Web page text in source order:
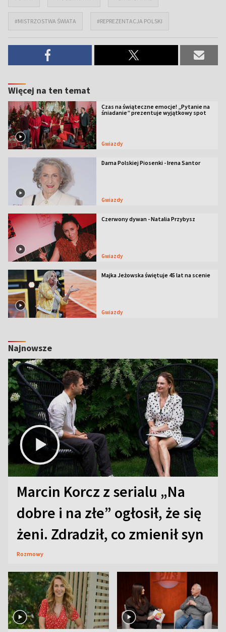
#MISTRZOSTWA ŚWIATA #REPREZENTACJA POLSKI
Więcej na ten temat
Czas na świąteczne emocje! „Pytanie na
śniadanie” prezentuje wyjątkowy spot
Gwiazdy
Dama Polskiej Piosenki - Irena Santor
Gwiazdy
Czerwony dywan - Natalia Przybysz
Gwiazdy
Majka Jeżowska świętuje 45 lat na scenie
Gwiazdy
Najnowsze
Marcin Korcz z serialu „Na
dobre i na złe” ogłosił, że się
żeni. Zdradził, co zmienił syn
Rozmowy